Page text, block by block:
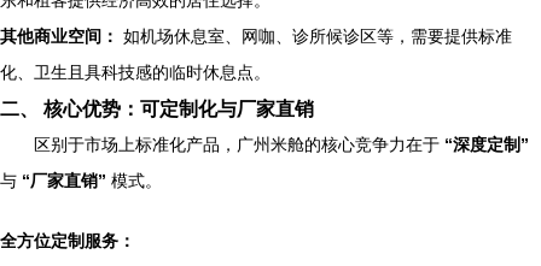
其他商业空间： 如机场休息室、网咖、诊所候诊区等，需要提供标准
化、卫生且具科技感的临时休息点。
二、 核心优势：可定制化与厂家直销
区别于市场上标准化产品，广州米舱的核心竞争力在于 “深度定制”
与 “厂家直销” 模式。
全方位定制服务：